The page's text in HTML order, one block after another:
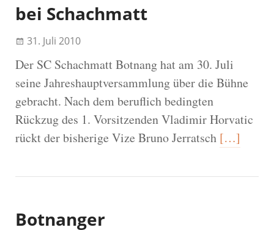
bei Schachmatt
31. Juli 2010
Der SC Schachmatt Botnang hat am 30. Juli
seine Jahreshauptversammlung über die Bühne
gebracht. Nach dem beruflich bedingten
Rückzug des 1. Vorsitzenden Vladimir Horvatic
rückt der bisherige Vize Bruno Jerratsch […]
Botnanger